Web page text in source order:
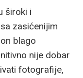
široki i
zasićenijim
blago
nije dobar
fotografije,